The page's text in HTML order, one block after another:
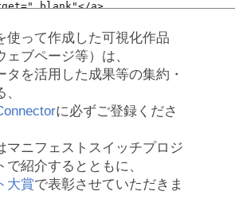
使って作成した可視化作品
ェブページ等）は、
タを活用した成果等の集約・
に必ずご登録くださ
マニフェストスイッチプロジ
で紹介するとともに、
大賞で表彰させていただきま